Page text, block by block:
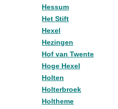
Hessum
Het Stift
Hexel
Hezingen
Hof van Twente
Hoge Hexel
Holten
Holterbroek
Holtheme